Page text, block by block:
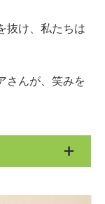
抜け、私たちは
さんが、笑みを